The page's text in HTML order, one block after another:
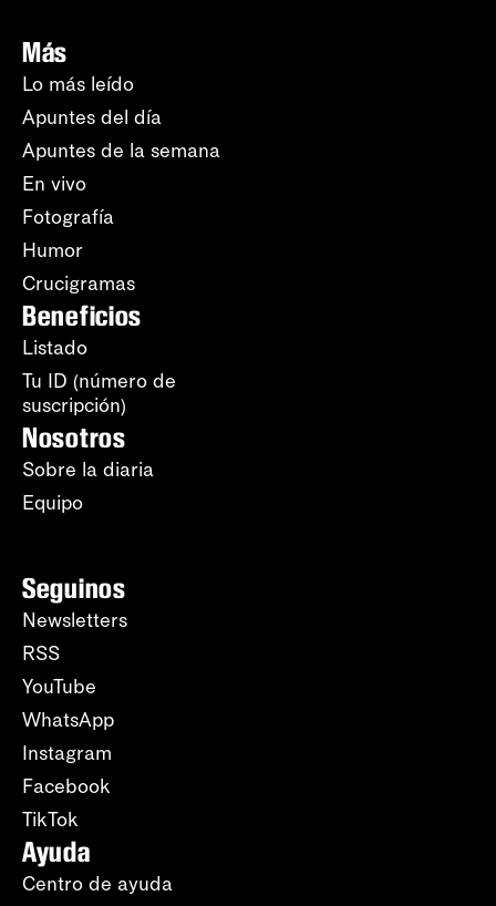
Más
Lo más leído
Apuntes del día
Apuntes de la semana
En vivo
Fotografía
Humor
Crucigramas
Beneficios
Listado
Tu ID (número de
suscripción)
Nosotros
Sobre la diaria
Equipo
Seguinos
Newsletters
RSS
YouTube
WhatsApp
Instagram
Facebook
TikTok
Ayuda
Centro de ayuda